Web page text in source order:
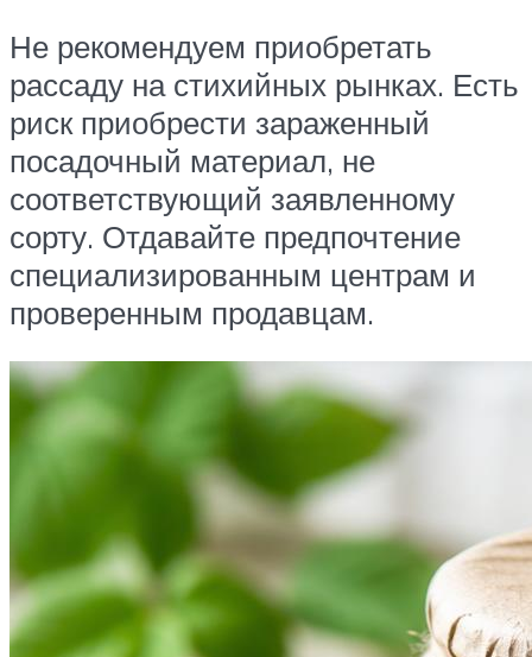
Не рекомендуем приобретать
рассаду на стихийных рынках. Есть
риск приобрести зараженный
посадочный материал, не
соответствующий заявленному
сорту. Отдавайте предпочтение
специализированным центрам и
проверенным продавцам.